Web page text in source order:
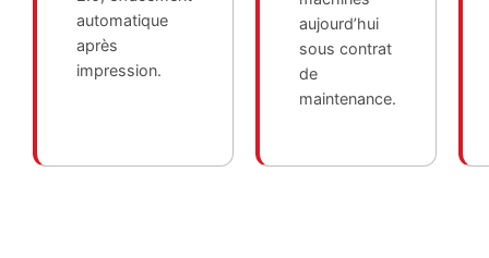
automatique
après
impression.
aujourd’hui
sous contrat
de
maintenance.